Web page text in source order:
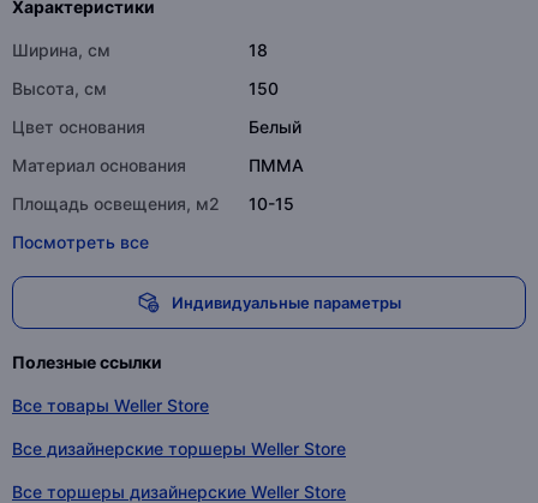
Характеристики
Ширина, см
18
Высота, см
150
Цвет основания
Белый
Материал основания
ПММА
Площадь освещения, м2
10-15
Посмотреть все
Индивидуальные параметры
Полезные ссылки
Все товары Weller Store
Все дизайнерские торшеры Weller Store
Все торшеры дизайнерские Weller Store